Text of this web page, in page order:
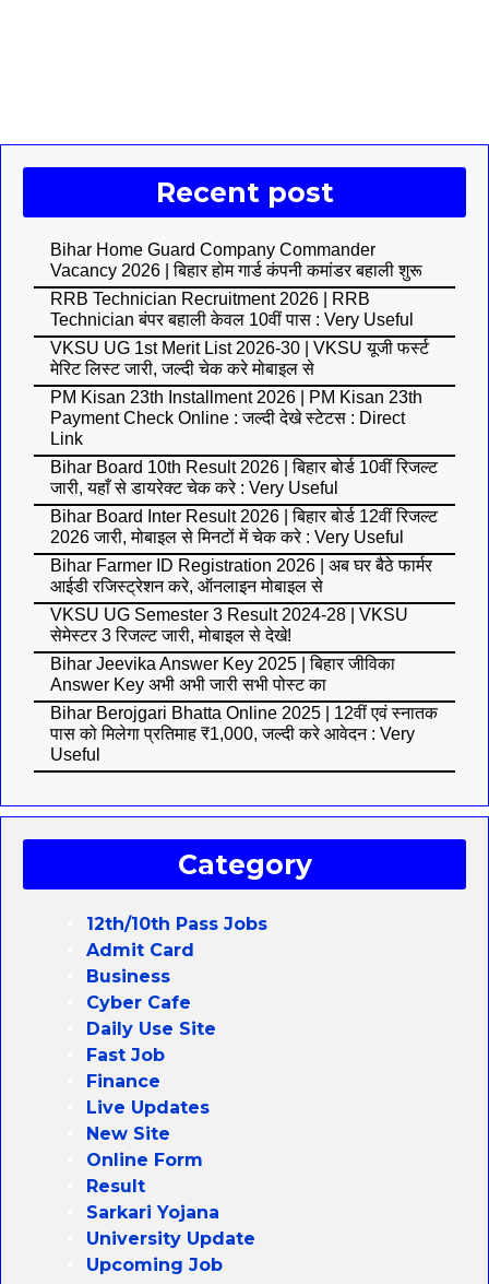
Recent post
Bihar Home Guard Company Commander
Vacancy 2026 | बिहार होम गार्ड कंपनी कमांडर बहाली शुरू
RRB Technician Recruitment 2026 | RRB
Technician बंपर बहाली केवल 10वीं पास : Very Useful
VKSU UG 1st Merit List 2026-30 | VKSU यूजी फर्स्ट
मेरिट लिस्ट जारी, जल्दी चेक करे मोबाइल से
PM Kisan 23th Installment 2026 | PM Kisan 23th
Payment Check Online : जल्दी देखे स्टेटस : Direct
Link
Bihar Board 10th Result 2026 | बिहार बोर्ड 10वीं रिजल्ट
जारी, यहाँ से डायरेक्ट चेक करे : Very Useful
Bihar Board Inter Result 2026 | बिहार बोर्ड 12वीं रिजल्ट
2026 जारी, मोबाइल से मिनटों में चेक करे : Very Useful
Bihar Farmer ID Registration 2026 | अब घर बैठे फार्मर
आईडी रजिस्ट्रेशन करे, ऑनलाइन मोबाइल से
VKSU UG Semester 3 Result 2024-28 | VKSU
सेमेस्टर 3 रिजल्ट जारी, मोबाइल से देखे!
Bihar Jeevika Answer Key 2025 | बिहार जीविका
Answer Key अभी अभी जारी सभी पोस्ट का
Bihar Berojgari Bhatta Online 2025 | 12वीं एवं स्नातक
पास को मिलेगा प्रतिमाह ₹1,000, जल्दी करे आवेदन : Very
Useful
Category
12th/10th Pass Jobs
Admit Card
Business
Cyber Cafe
Daily Use Site
Fast Job
Finance
Live Updates
New Site
Online Form
Result
Sarkari Yojana
University Update
Upcoming Job